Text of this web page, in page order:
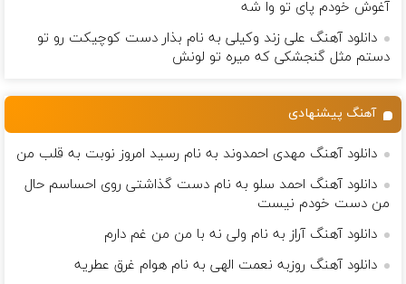
آغوش خودم پای تو وا شه
دانلود آهنگ علی زند وکیلی به نام بذار دست كوچیكت رو تو
دستم مثل گنجشكی كه میره تو لونش
آهنگ پیشنهادی
دانلود آهنگ مهدی احمدوند به نام رسید امروز نوبت به قلب من
دانلود آهنگ احمد سلو به نام دست گذاشتی روی احساسم حال
من دست خودم نیست
دانلود آهنگ آراز به نام ولی نه با من من غم دارم
دانلود آهنگ روزبه نعمت الهی به نام هوام غرق عطریه